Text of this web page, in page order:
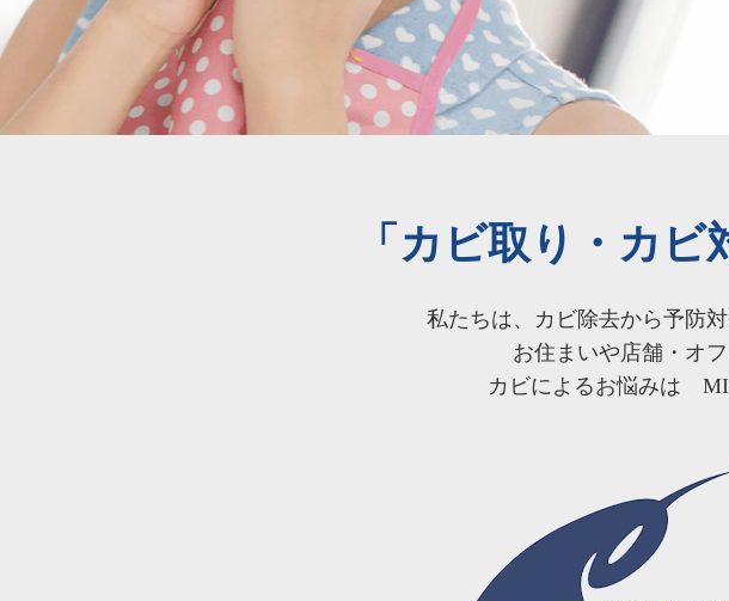
「カビ取り・カビ
私たちは、カビ除去から予防
お住まいや店舗・オ
カビによるお悩みは